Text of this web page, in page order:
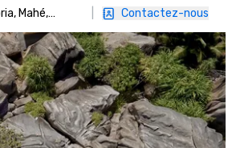
Mahé,
Contactez-nous